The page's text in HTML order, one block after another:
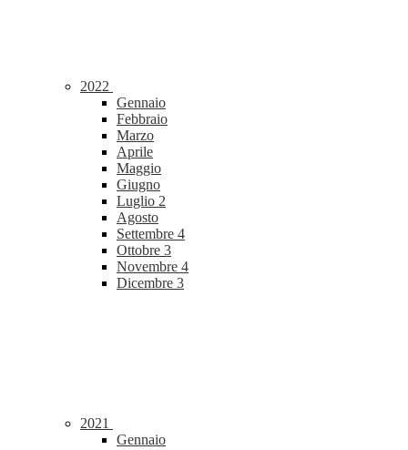
2022
Gennaio
Febbraio
Marzo
Aprile
Maggio
Giugno
Luglio 2
Agosto
Settembre 4
Ottobre 3
Novembre 4
Dicembre 3
2021
Gennaio